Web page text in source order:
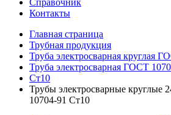
Справочник
Контакты
Главная страница
Трубная продукция
Труба электросварная круглая
Труба электросварная ГОСТ
Ст10
Трубы электросварные
10704-91 Ст10